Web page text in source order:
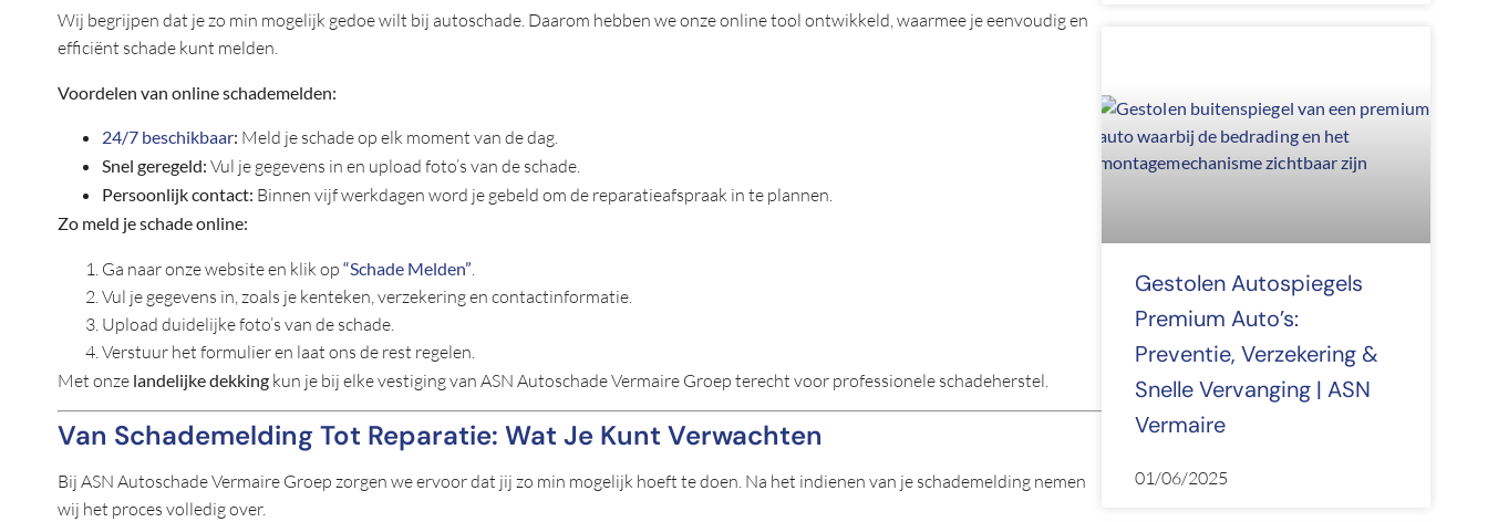
Wij begrijpen dat je zo min mogelijk gedoe wilt bij autoschade. Daarom hebben we onze online tool ontwikkeld, waarmee je eenvoudig en
efficiënt schade kunt melden.
Voordelen van online schademelden:
24/7 beschikbaar: Meld je schade op elk moment van de dag.
Snel geregeld: Vul je gegevens in en upload foto’s van de schade.
Persoonlijk contact: Binnen vijf werkdagen word je gebeld om de reparatieafspraak in te plannen.
Zo meld je schade online:
Ga naar onze website en klik op “Schade Melden”
Vul je gegevens in, zoals je kenteken, verzekering en contactinformatie.
Upload duidelijke foto’s van de schade.
Verstuur het formulier en laat ons de rest regelen.
Met onze landelijke dekking kun je bij elke vestiging van ASN Autoschade Vermaire Groep terecht voor professionele schadeherstel.
Van Schademelding Tot Reparatie: Wat Je Kunt Verwachten
Bij ASN Autoschade Vermaire Groep zorgen we ervoor dat jij zo min mogelijk hoeft te doen. Na het indienen van je schademelding nemen
wij het proces volledig over.
Gestolen Autospiegels
Premium Auto’s:
Preventie, Verzekering &
Snelle Vervanging | ASN
Vermaire
01/06/2025